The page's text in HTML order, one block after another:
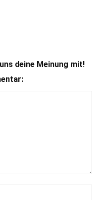
deine Meinung mit!